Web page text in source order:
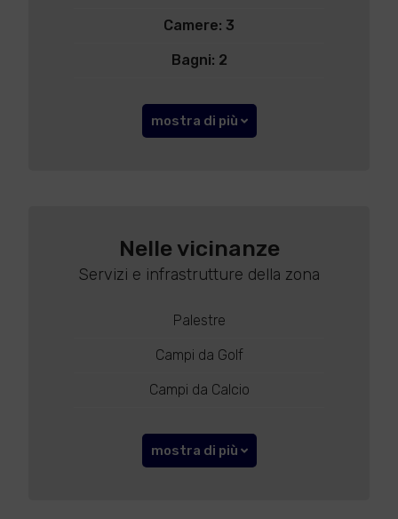
Camere: 3
Bagni: 2
mostra di più
Nelle vicinanze
Servizi e infrastrutture della zona
Palestre
Campi da Golf
Campi da Calcio
mostra di più